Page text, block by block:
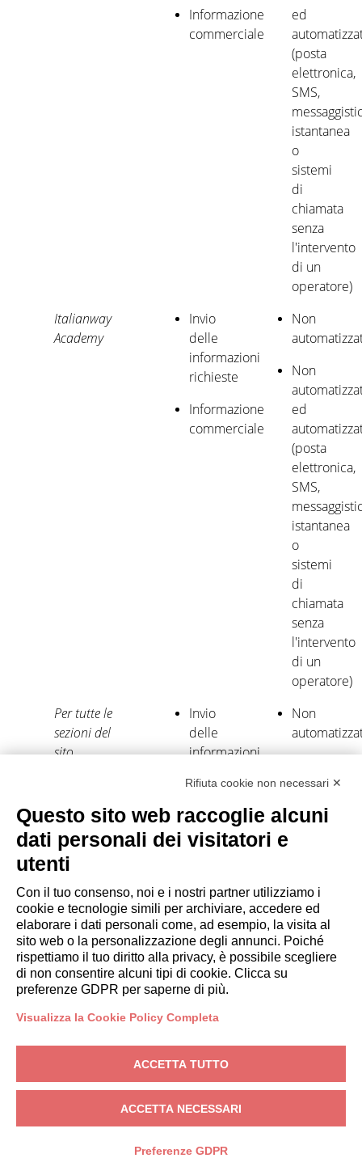
Informazione
commerciale
ed
(posta
elettronica,
SMS,
istantanea
o
sistemi
di
chiamata
senza
l'intervento
di un
operatore)
Italianway
Academy
Invio
delle
informazioni
richieste
Informazione
commerciale
Non
Non
ed
(posta
elettronica,
SMS,
istantanea
o
sistemi
di
chiamata
senza
l'intervento
di un
operatore)
Per tutte le
sezioni del
sito
Invio
delle
informazioni
Informazione
commerciale
Non
istantanea
o
sistemi
Diritti dell’interessato
Per tutte le sezioni del sito:
Rifiuta cookie non necessari ✕
Questo sito web raccoglie alcuni
dati personali dei visitatori e
utenti
Con il tuo consenso, noi e i nostri partner utilizziamo i
cookie e tecnologie simili per archiviare, accedere ed
elaborare i dati personali come, ad esempio, la visita al
sito web o la personalizzazione degli annunci. Poiché
rispettiamo il tuo diritto alla privacy, è possibile scegliere
di non consentire alcuni tipi di cookie. Clicca su
preferenze GDPR per saperne di più.
Visualizza la Cookie Policy Completa
ACCETTA TUTTO
ACCETTA NECESSARI
Preferenze GDPR